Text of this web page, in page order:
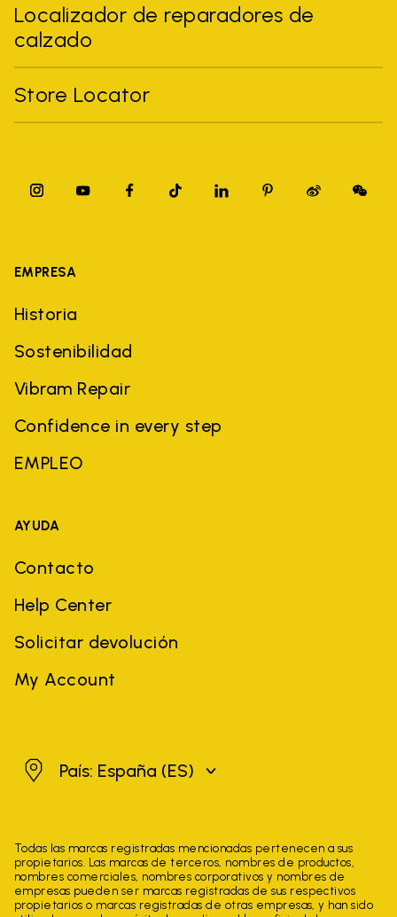
Localizador de reparadores de
calzado
Store Locator
EMPRESA
Historia
Sostenibilidad
Vibram Repair
Confidence in every step
EMPLEO
AYUDA
Contacto
Help Center
Solicitar devolución
My Account
EspañaPaís: España (ES)
Todas las marcas registradas mencionadas pertenecen a sus
propietarios. Las marcas de terceros, nombres de productos,
nombres comerciales, nombres corporativos y nombres de
empresas pueden ser marcas registradas de sus respectivos
propietarios o marcas registradas de otras empresas, y han sido